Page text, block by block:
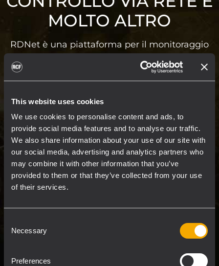
This website uses cookies
We use cookies to personalise content and ads, to
provide social media features and to analyse our traffic.
We also share information about your use of our site with
our social media, advertising and analytics partners who
may combine it with other information that you’ve
provided to them or that they’ve collected from your use
of their services.
Selection
Necessary
Preferences
MOLTO ALTRO
RDNet è una piattaforma per il monitoraggio
piccoli setup live o installati ai grandi sistemi.
RDNet combina controllo remoto, tool di
progettazione line-array e analizzatore audio
software.
Fonici e tecnici possono gestire in modo
intuitivo ogni dispositivo della rete, dai singoli
componenti a gruppi di diffusori. La
piattaforma fornisce il completo controllo dei
veloce. Tramite un'interfaccia centralizzata,
l'utente ha accesso in tempo reale su tutte le
impostazioni chiave di ogni componente.